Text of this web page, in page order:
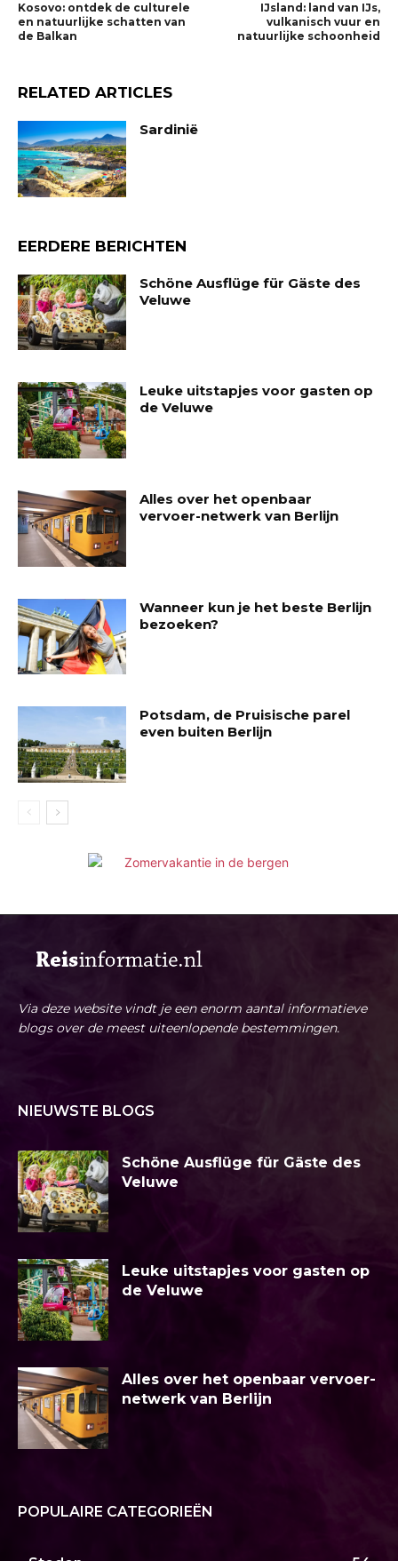
Kosovo: ontdek de culturele
en natuurlijke schatten van
de Balkan
IJsland: land van IJs,
vulkanisch vuur en
natuurlijke schoonheid
RELATED ARTICLES
Sardinië
EERDERE BERICHTEN
Schöne Ausflüge für Gäste des
Veluwe
Leuke uitstapjes voor gasten op
de Veluwe
Alles over het openbaar
vervoer-netwerk van Berlijn
Wanneer kun je het beste Berlijn
bezoeken?
Potsdam, de Pruisische parel
even buiten Berlijn
Via deze website vindt je een enorm aantal informatieve
blogs over de meest uiteenlopende bestemmingen.
NIEUWSTE BLOGS
Schöne Ausflüge für Gäste des
Veluwe
Leuke uitstapjes voor gasten op
de Veluwe
Alles over het openbaar vervoer-
netwerk van Berlijn
POPULAIRE CATEGORIEËN